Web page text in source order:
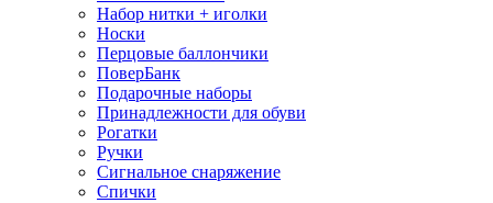
Набор нитки + иголки
Носки
Перцовые баллончики
ПоверБанк
Подарочные наборы
Принадлежности для обуви
Рогатки
Ручки
Сигнальное снаряжение
Спички